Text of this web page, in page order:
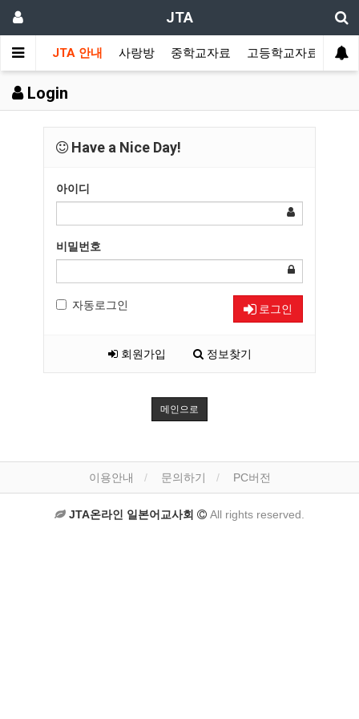
JTA
JTA 안내 사랑방 중학교자료 고등학교자료 멀
Login
Have a Nice Day!
아이디
비밀번호
자동로그인 로그인
회원가입 정보찾기
메인으로
이용안내 문의하기 PC버전
JTA온라인 일본어교사회 All rights reserved.